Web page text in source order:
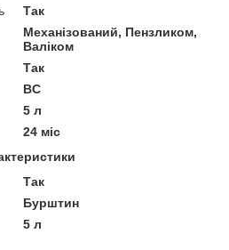
Так
Механізований, Пензликом,
Валіком
Так
BC
5 л
24 міс
Так
Бурштин
5 л